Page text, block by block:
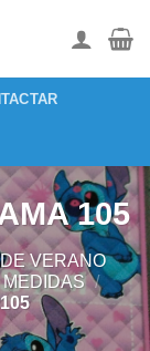
105
VERANO
/